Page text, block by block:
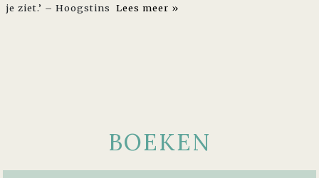
je ziet.’ – Hoogstins Lees meer »
BOEKEN